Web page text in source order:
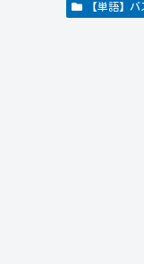
【単語】